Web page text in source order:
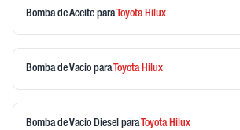
Bomba de Aceite paraToyotaHilux
Bomba de Vacio paraToyotaHilux
Bomba de Vacio Diesel paraToyotaHilux